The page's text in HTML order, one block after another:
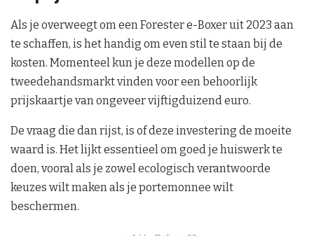
Als je overweegt om een Forester e-Boxer uit 2023 aan
te schaffen, is het handig om even stil te staan bij de
kosten. Momenteel kun je deze modellen op de
tweedehandsmarkt vinden voor een behoorlijk
prijskaartje van ongeveer vijftigduizend euro.
De vraag die dan rijst, is of deze investering de moeite
waard is. Het lijkt essentieel om goed je huiswerk te
doen, vooral als je zowel ecologisch verantwoorde
keuzes wilt maken als je portemonnee wilt
beschermen.